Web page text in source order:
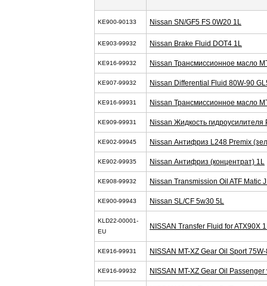
KE900-90133 Nissan SN/GF5 FS 0W20 1L
KE903-99932 Nissan Brake Fluid DOT4 1L
KE916-99932 Nissan Трансмиссионное масло
KE907-99932 Nissan Differential Fluid 80W-90
KE916-99931 Nissan Трансмиссионное масло
KE909-99931 Nissan Жидкость гидроусилителя
KE902-99945 Nissan Антифриз L248 Premix
KE902-99935 Nissan Антифриз (концентрат) 1L
KE908-99932 Nissan Transmission Oil ATF Matic
KE900-99943 Nissan SL/CF 5w30 5L
KLD22-00001-
EU
NISSAN Transfer Fluid for ATX90X
KE916-99931 NISSAN MT-XZ Gear Oil Sport
KE916-99932 NISSAN MT-XZ Gear Oil